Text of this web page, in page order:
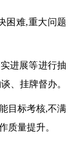
困难,重大问题
进展等进行抽
、挂牌督办。
目标考核,不满
质量提升。